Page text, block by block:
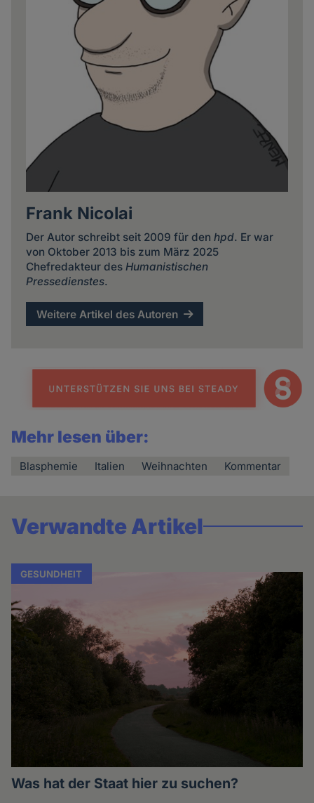
Frank Nicolai
Der Autor schreibt seit 2009 für den hpd. Er war
von Oktober 2013 bis zum März 2025
Chefredakteur des Humanistischen
Pressedienstes.
Weitere Artikel des Autoren
Mehr lesen über:
Blasphemie Italien Weihnachten Kommentar
Verwandte Artikel
GESUNDHEIT
Was hat der Staat hier zu suchen?